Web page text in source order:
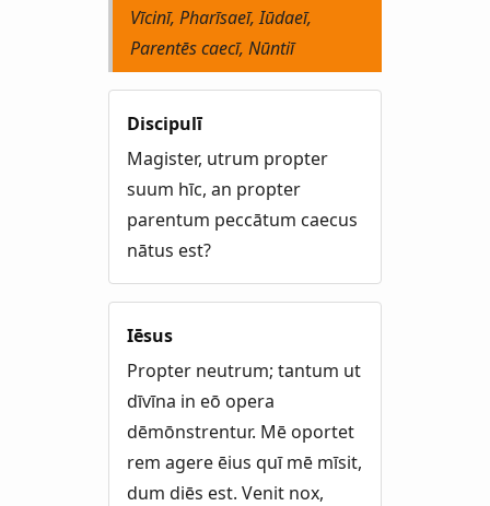
Vīcinī, Pharīsaeī, Iūdaeī,
Parentēs caecī, Nūntiī
Discipulī
Magister, utrum propter
suum hīc, an propter
parentum peccātum caecus
nātus est?
Iēsus
Propter neutrum; tantum ut
dīvīna in eō opera
dēmōnstrentur. Mē oportet
rem agere ēius quī mē mīsit,
dum diēs est. Venit nox,